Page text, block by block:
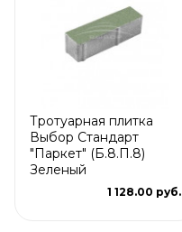
Тротуарная плитка
Выбор Стандарт
"Паркет" (Б.8.П.8)
Зеленый
1 128.00 руб.